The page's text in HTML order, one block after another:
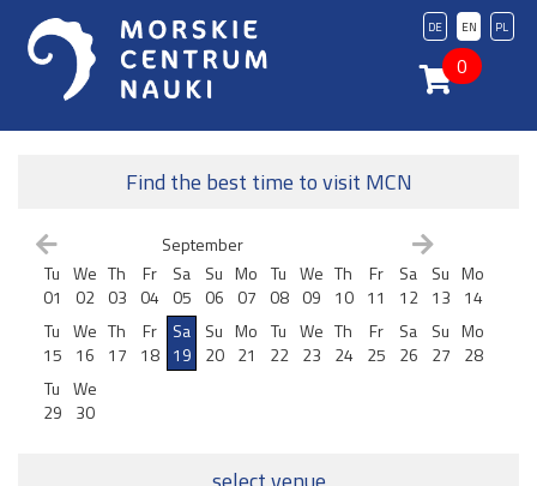
PL
EN
DE
0
Find the best time to visit MCN
September
Tu
01
We
02
Th
03
Fr
04
Sa
05
Su
06
Mo
07
Tu
08
We
09
Th
10
Fr
11
Sa
12
Su
13
Mo
14
Tu
15
We
16
Th
17
Fr
18
Sa
19
Su
20
Mo
21
Tu
22
We
23
Th
24
Fr
25
Sa
26
Su
27
Mo
28
Tu
29
We
30